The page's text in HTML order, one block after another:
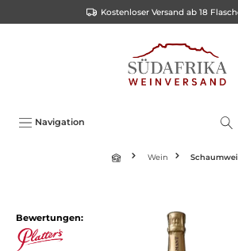
Kostenloser Versand ab 18
Navigation
Wein
Bewertungen: